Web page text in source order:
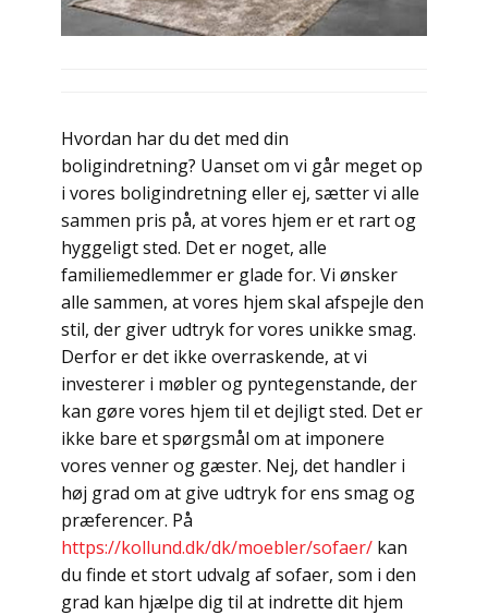
Hvordan har du det med din
boligindretning? Uanset om vi går meget op
i vores boligindretning eller ej, sætter vi alle
sammen pris på, at vores hjem er et rart og
hyggeligt sted. Det er noget, alle
familiemedlemmer er glade for. Vi ønsker
alle sammen, at vores hjem skal afspejle den
stil, der giver udtryk for vores unikke smag.
Derfor er det ikke overraskende, at vi
investerer i møbler og pyntegenstande, der
kan gøre vores hjem til et dejligt sted. Det er
ikke bare et spørgsmål om at imponere
vores venner og gæster. Nej, det handler i
høj grad om at give udtryk for ens smag og
præferencer. På
https://kollund.dk/dk/moebler/sofaer/ kan
du finde et stort udvalg af sofaer, som i den
grad kan hjælpe dig til at indrette dit hjem